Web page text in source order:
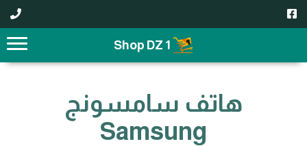
هاتف سامسونج
Samsung